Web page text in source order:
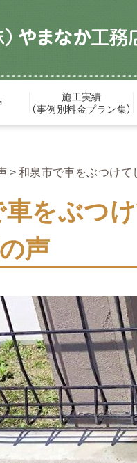
施工実績
（事例別料金プラン集）
和泉市で車をぶつけ
をぶつ
声